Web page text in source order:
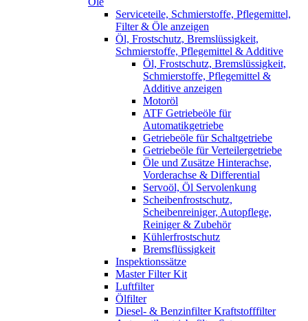
Serviceteile, Schmierstoffe, Pflegemittel,
Filter & Öle anzeigen
Öl, Frostschutz, Bremslüssigkeit,
Schmierstoffe, Pflegemittel & Additive
Öl, Frostschutz, Bremslüssigkeit,
Schmierstoffe, Pflegemittel &
Additive anzeigen
Motoröl
ATF Getriebeöle für
Automatikgetriebe
Getriebeöle für Schaltgetriebe
Getriebeöle für Verteilergetriebe
Öle und Zusätze Hinterachse,
Vorderachse & Differential
Servoöl, Öl Servolenkung
Scheibenfrostschutz,
Scheibenreiniger, Autopflege,
Reiniger & Zubehör
Kühlerfrostschutz
Bremsflüssigkeit
Inspektionssätze
Master Filter Kit
Luftfilter
Ölfilter
Diesel- & Benzinfilter Kraftstofffilter